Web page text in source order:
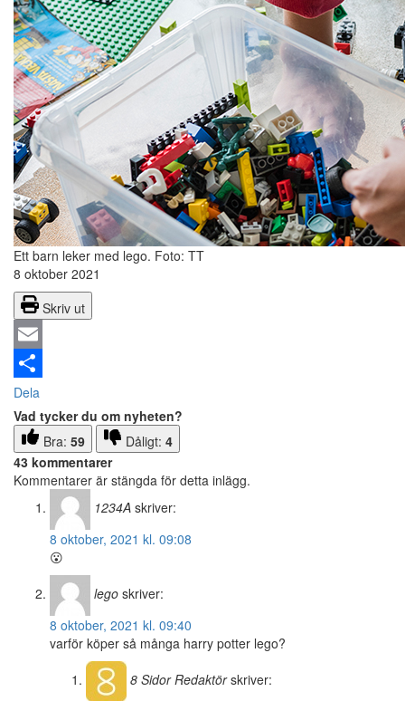
Ett barn leker med lego. Foto: TT
8 oktober 2021
Skriv ut
Email
Dela
Vad tycker du om nyheten?
Bra: 59 Dåligt: 4
43 kommentarer
Kommentarer är stängda för detta inlägg.
1234A skriver:
8 oktober, 2021 kl. 09:08
😮
lego skriver:
8 oktober, 2021 kl. 09:40
varför köper så många harry potter lego?
8 SidorRedaktör skriver: